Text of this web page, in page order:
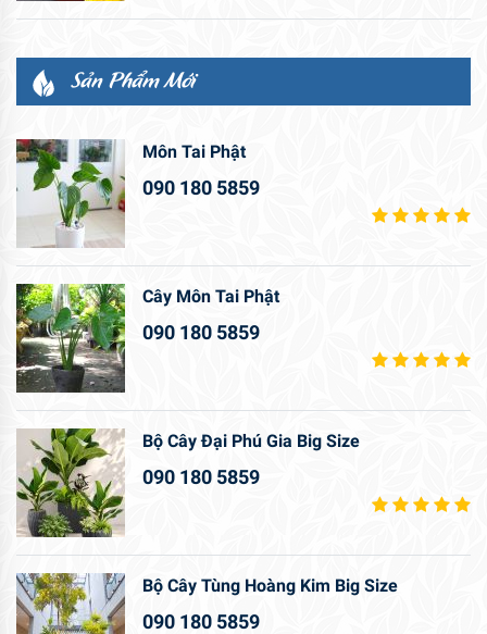
Sản Phẩm Mới
Môn Tai Phật
090 180 5859
Cây Môn Tai Phật
090 180 5859
Bộ Cây Đại Phú Gia Big Size
090 180 5859
Bộ Cây Tùng Hoàng Kim Big Size
090 180 5859